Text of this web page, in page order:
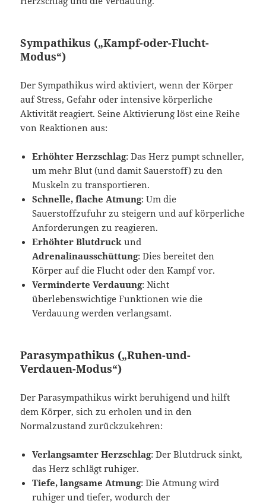
Sympathikus („Kampf-oder-Flucht-
Modus“)
Der Sympathikus wird aktiviert, wenn der Körper
auf Stress, Gefahr oder intensive körperliche
Aktivität reagiert. Seine Aktivierung löst eine Reihe
von Reaktionen aus:
Erhöhter Herzschlag: Das Herz pumpt schneller,
um mehr Blut (und damit Sauerstoff) zu den
Muskeln zu transportieren.
Schnelle, flache Atmung: Um die
Sauerstoffzufuhr zu steigern und auf körperliche
Anforderungen zu reagieren.
Erhöhter Blutdruck und
Adrenalinausschüttung: Dies bereitet den
Körper auf die Flucht oder den Kampf vor.
Verminderte Verdauung: Nicht
überlebenswichtige Funktionen wie die
Verdauung werden verlangsamt.
Parasympathikus („Ruhen-und-
Verdauen-Modus“)
Der Parasympathikus wirkt beruhigend und hilft
dem Körper, sich zu erholen und in den
Normalzustand zurückzukehren:
Verlangsamter Herzschlag: Der Blutdruck sinkt,
das Herz schlägt ruhiger.
Tiefe, langsame Atmung: Die Atmung wird
ruhiger und tiefer, wodurch der